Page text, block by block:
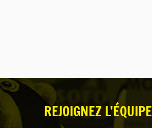
REJOIGNEZ L'ÉQUIPE